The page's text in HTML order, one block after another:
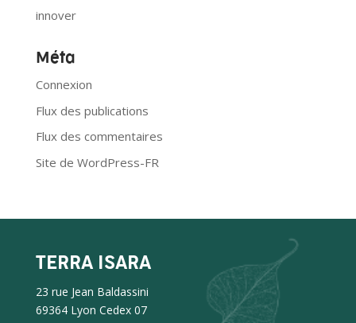
innover
Méta
Connexion
Flux des publications
Flux des commentaires
Site de WordPress-FR
TERRA ISARA
23 rue Jean Baldassini
69364 Lyon Cedex 07